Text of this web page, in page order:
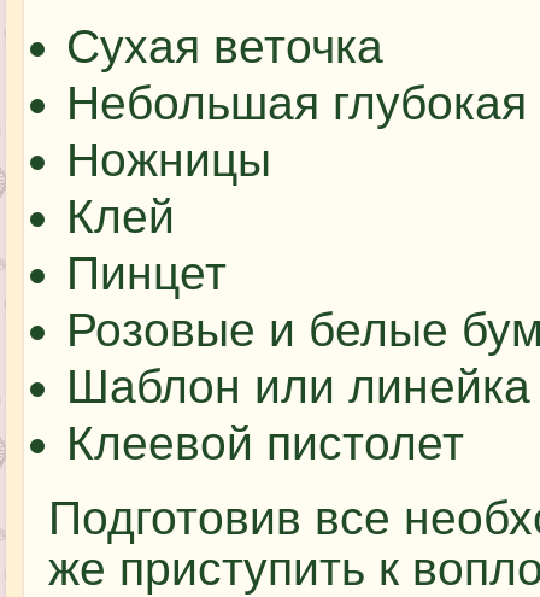
Сухая веточка
Небольшая
Ножницы
Клей
Пинцет
Розовые и белые
Шаблон или линейка
Клеевой пистолет
Подготовив все
же приступить к